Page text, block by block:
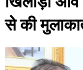
से की